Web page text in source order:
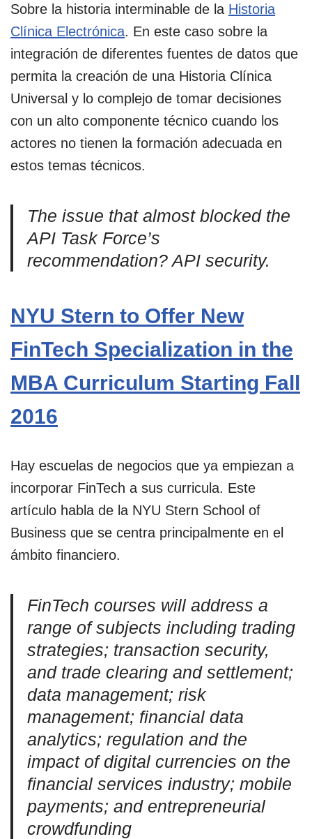
Sobre la historia interminable de la Historia
Clínica Electrónica. En este caso sobre la
integración de diferentes fuentes de datos que
permita la creación de una Historia Clínica
Universal y lo complejo de tomar decisiones
con un alto componente técnico cuando los
actores no tienen la formación adecuada en
estos temas técnicos.
The issue that almost blocked the
API Task Force’s
recommendation? API security.
NYU Stern to Offer New
FinTech Specialization in the
MBA Curriculum Starting Fall
2016
Hay escuelas de negocios que ya empiezan a
incorporar FinTech a sus curricula. Este
artículo habla de la NYU Stern School of
Business que se centra principalmente en el
ámbito financiero.
FinTech courses will address a
range of subjects including trading
strategies; transaction security,
and trade clearing and settlement;
data management; risk
management; financial data
analytics; regulation and the
impact of digital currencies on the
financial services industry; mobile
payments; and entrepreneurial
crowdfunding